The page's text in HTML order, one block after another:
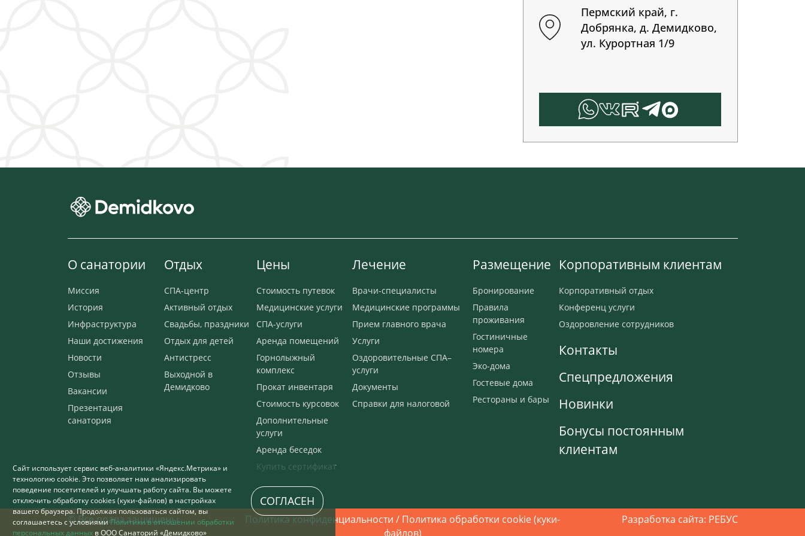
Пермский край, г.
Добрянка, д. Демидково,
ул. Курортная 1/9
О санатории
Миссия
История
Инфраструктура
Наши достижения
Новости
Отзывы
Вакансии
Презентация
санатория
Отдых
СПА-центр
Активный отдых
Свадьбы, праздники
Отдых для детей
Антистресс
Выходной в
Демидково
Цены
Стоимость путевок
Медицинские услуги
СПА-услуги
Аренда помещений
Горнолыжный
комплекс
Прокат инвентаря
Стоимость курсовок
Дополнительные
услуги
Аренда беседок
Купить сертификат
Лечение
Врачи-специалисты
Медицинские программы
Прием главного врача
Услуги
Оздоровительные СПА–
услуги
Документы
Справки для налоговой
Размещение
Бронирование
Правила
проживания
Гостиничные
номера
Эко-дома
Гостевые дома
Рестораны и бары
Корпоративным клиентам
Корпоративный отдых
Конференц услуги
Оздоровление сотрудников
Контакты
Спецпредложения
Новинки
Бонусы постоянным
клиентам
© Все права защищены Политика конфиденциальности / Политика обработки cookie (куки-
файлов)
Разработка сайта: РЕБУС
Сайт использует сервис веб-аналитики «Яндекс.Метрика» и
технологию cookie. Это позволяет нам анализировать
поведение посетителей и улучшать работу сайта. Вы можете
отключить обработку cookies (куки-файлов) в настройках
вашего браузера. Продолжая пользоваться сайтом, вы
соглашаетесь с условиямиПолитики в отношении обработки
персональных данныхв ООО Санаторий «Демидково»
СОГЛАСЕН